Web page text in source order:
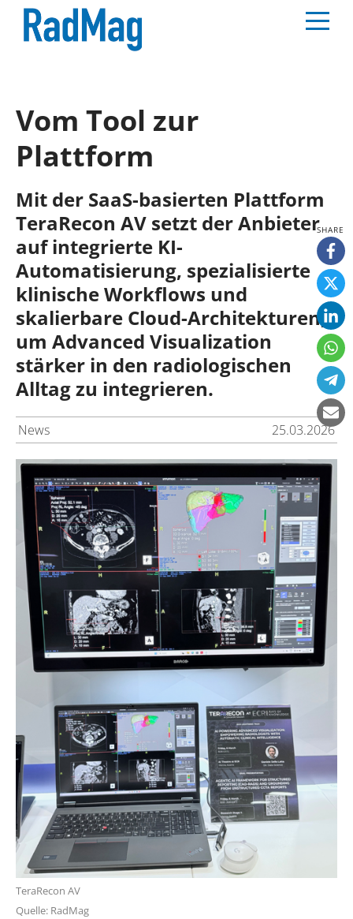
Vom Tool zur
Plattform
Mit der SaaS-basierten Plattform
TeraRecon AV setzt der Anbieter
auf integrierte KI-
Automatisierung, spezialisierte
klinische Workflows und
skalierbare Cloud-Architekturen,
um Advanced Visualization
stärker in den radiologischen
Alltag zu integrieren.
News 25.03.2026
TeraRecon AV
Quelle: RadMag